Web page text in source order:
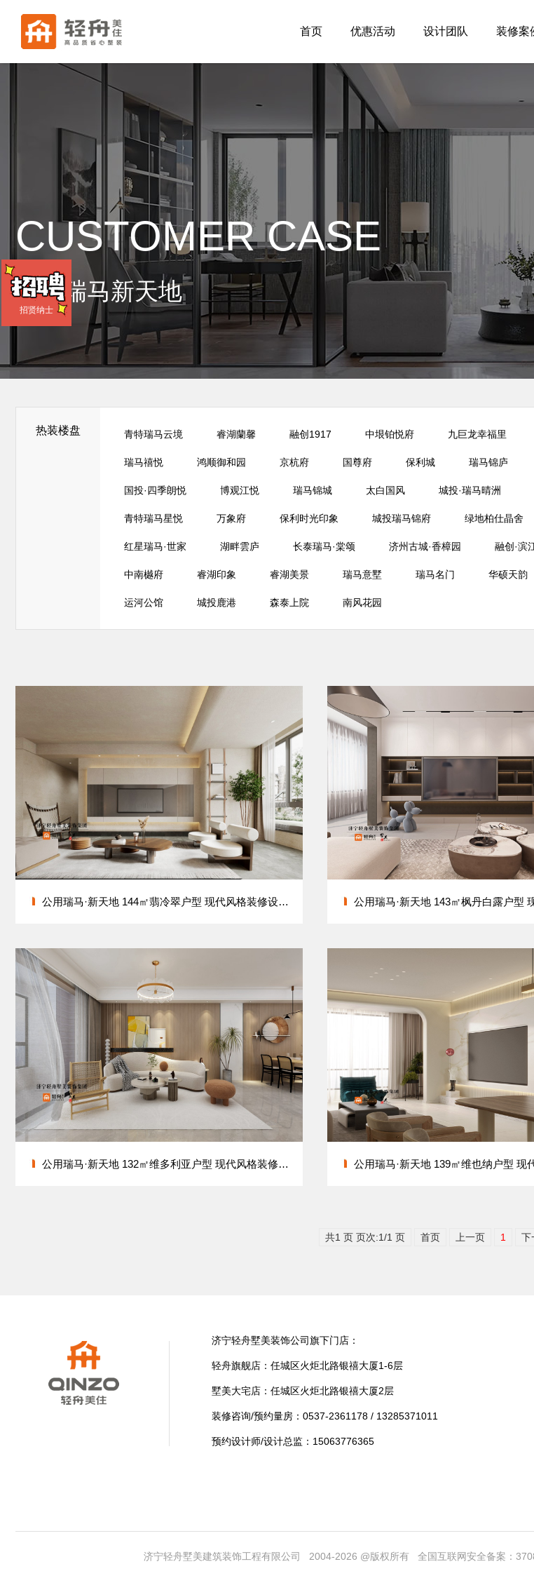
首页 优惠活动 设计团队 装修案
CUSTOMER CASE
公用瑞马新天地
热装楼盘 青特瑞马云境 睿湖蘭馨 融创1917 中垠铂悦府 九巨龙幸福里
瑞马禧悦 鸿顺御和园 京杭府 国尊府 保利城 瑞马锦庐
国投·四季朗悦 博观江悦 瑞马锦城 太白国风 城投·瑞马晴洲
青特瑞马星悦 万象府 保利时光印象 城投瑞马锦府 绿地柏仕晶舍
红星瑞马·世家 湖畔雲庐 长泰瑞马·棠颂 济州古城·香樟园 融创·滨
中南樾府 睿湖印象 睿湖美景 瑞马意墅 瑞马名门 华硕天韵
运河公馆 城投鹿港 森泰上院 南风花园
公用瑞马·新天地 144㎡翡冷翠户型 现代风格装修设计方案 公用瑞马·新天地 143㎡枫丹白露户型 现代风
公用瑞马·新天地 132㎡维多利亚户型 现代风格装修设计方案 公用瑞马·新天地 139㎡维也纳户型 现代风
共1 页 页次:1/1 页 首页 上一页 1 下
济宁轻舟墅美装饰公司旗下门店：
轻舟旗舰店：任城区火炬北路银禧大厦1-6层
墅美大宅店：任城区火炬北路银禧大厦2层
装修咨询/预约量房：0537-2361178 / 13285371011
预约设计师/设计总监：15063776365
济宁轻舟墅美建筑装饰工程有限公司 2004-2026 @版权所有 全国互联网安全备案：
招贤纳士